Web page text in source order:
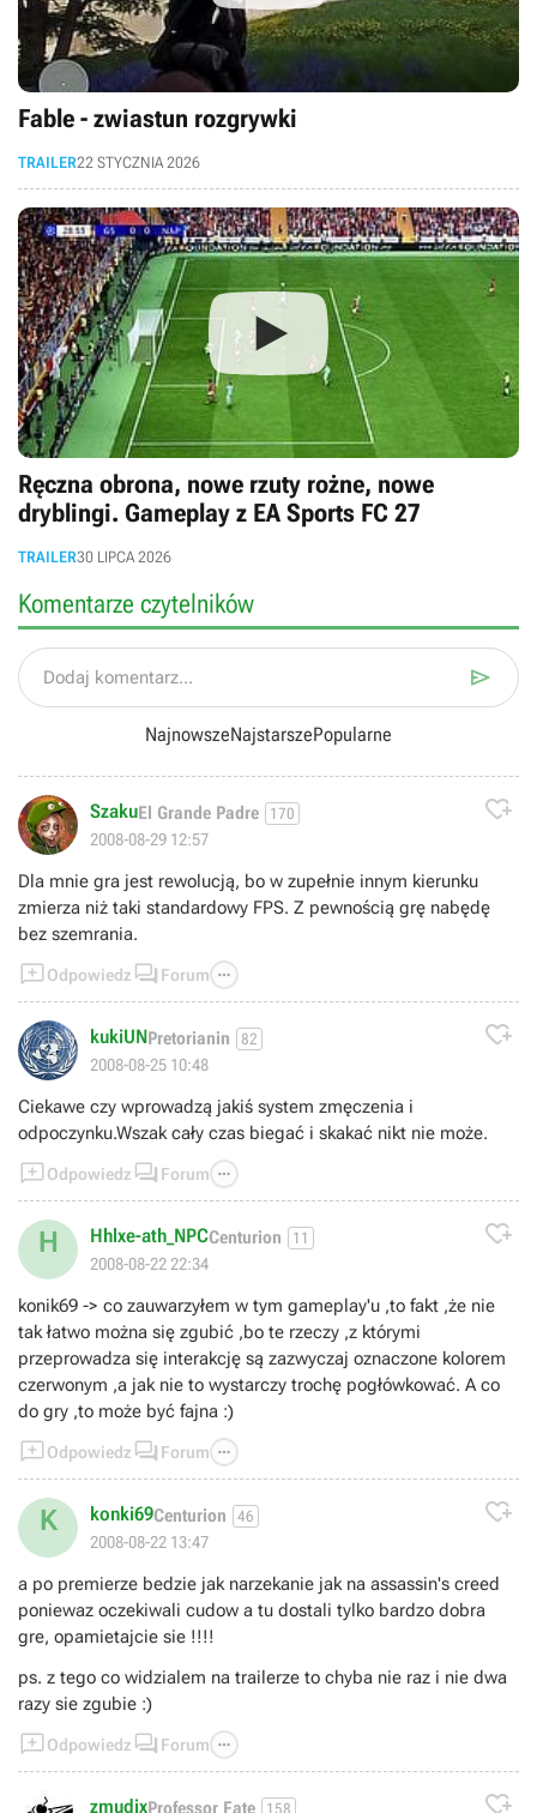
Fable - zwiastun rozgrywki
TRAILER22 STYCZNIA 2026
Ręczna obrona, nowe rzuty rożne, nowe
dryblingi. Gameplay z EA Sports FC 27
TRAILER30 LIPCA 2026
Komentarze czytelników
Dodaj komentarz... 
NajnowszeNajstarszePopularne
SzakuEl Grande Padre 170
2008-08-29 12:57

Dla mnie gra jest rewolucją, bo w zupełnie innym kierunku
zmierza niż taki standardowy FPS. Z pewnością grę nabędę
bez szemrania.
Odpowiedz  Forum 
kukiUNPretorianin 82
2008-08-25 10:48

Ciekawe czy wprowadzą jakiś system zmęczenia i
odpoczynku.Wszak cały czas biegać i skakać nikt nie może.
Odpowiedz  Forum 
H Hhlxe-ath_NPCCenturion 11
2008-08-22 22:34

konik69 -> co zauwarzyłem w tym gameplay'u ,to fakt ,że nie
tak łatwo można się zgubić ,bo te rzeczy ,z którymi
przeprowadza się interakcję są zazwyczaj oznaczone kolorem
czerwonym ,a jak nie to wystarczy trochę pogłówkować. A co
do gry ,to może być fajna :)
Odpowiedz  Forum 
K konki69Centurion 46
2008-08-22 13:47

a po premierze bedzie jak narzekanie jak na assassin's creed
poniewaz oczekiwali cudow a tu dostali tylko bardzo dobra
gre, opamietajcie sie !!!!
ps. z tego co widzialem na trailerze to chyba nie raz i nie dwa
razy sie zgubie :)
Odpowiedz  Forum 
zmudixProfessor Fate 158 